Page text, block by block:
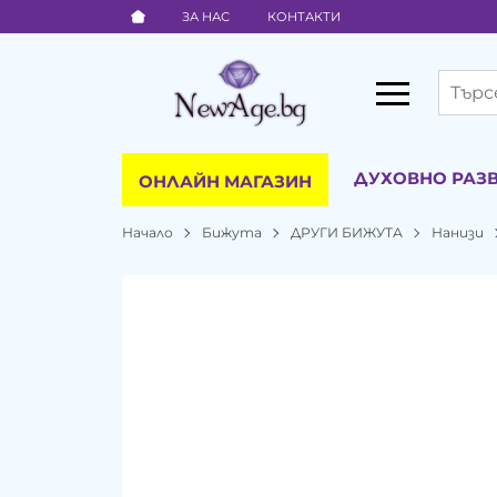
ЗА НАС КОНТАКТИ
ОНЛАЙН МАГАЗИН ДУХОВНО
Начало Бижута ДРУГИ БИЖУТА Нанизи